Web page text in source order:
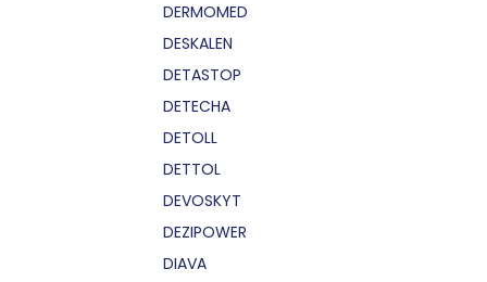
DERMOMED
DESKALEN
DETASTOP
DETECHA
DETOLL
DETTOL
DEVOSKYT
DEZIPOWER
DIAVA